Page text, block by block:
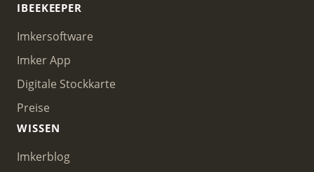
IBEEKEEPER
Imkersoftware
Imker App
Digitale Stockkarte
Preise
WISSEN
Imkerblog